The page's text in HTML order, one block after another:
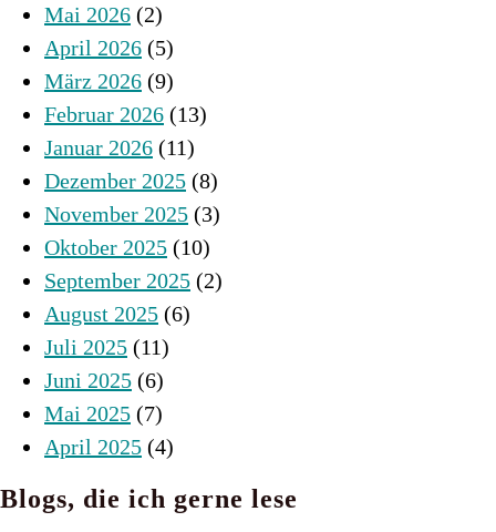
Mai 2026 (2)
April 2026 (5)
März 2026 (9)
Februar 2026 (13)
Januar 2026 (11)
Dezember 2025 (8)
November 2025 (3)
Oktober 2025 (10)
September 2025 (2)
August 2025 (6)
Juli 2025 (11)
Juni 2025 (6)
Mai 2025 (7)
April 2025 (4)
Blogs, die ich gerne lese